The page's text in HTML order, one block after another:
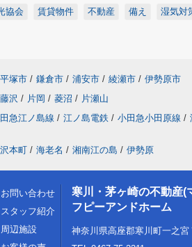
協会 賃貸物件 不動産 備え 湿気対
平塚市 / 鎌倉市 / 浦安市 / 綾瀬市 / 伊勢原市
藤沢 / 片岡 / 菱沼 / 片瀬山
急江ノ島線 / 江ノ島電鉄 / 小田急小田原線 /
本町 / 海老名 / 湘南江の島 / 伊勢原
お問い合わせ
スタッフ紹介
周辺施設
寒川・茅ヶ崎の不動産(
フピーアンドホーム
神奈川県高座郡寒川町一之